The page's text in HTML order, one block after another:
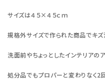
サイズは４５×４５ｃｍ
規格外サイズで作られた商品でキズ
洗面前やちょっとしたインテリアの
処分品でもプロパーと変わりなく2